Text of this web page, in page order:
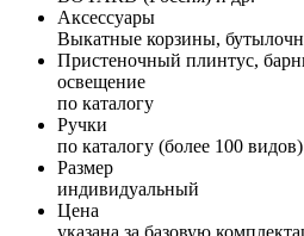
Аксессуары
Выкатные корзины,
Пристеночный плинтус,
освещение
по каталогу
Ручки
по каталогу (более 100 видов)
Размер
индивидуальный
Цена
указана за базовую